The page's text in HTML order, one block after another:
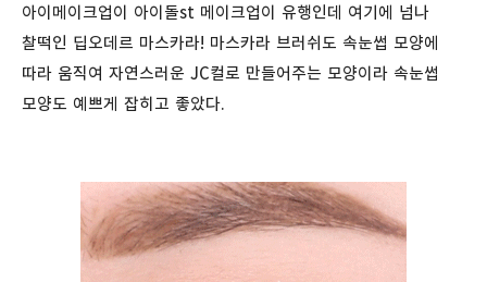
아이메이크업이 아이돌st 메이크업이 유행인데 여기에 넘나
찰떡인 딥오데르 마스카라! 마스카라 브러쉬도 속눈썹 모양에
따라 움직여 자연스러운 JC컬로 만들어주는 모양이라 속눈썹
모양도 예쁘게 잡히고 좋았다.